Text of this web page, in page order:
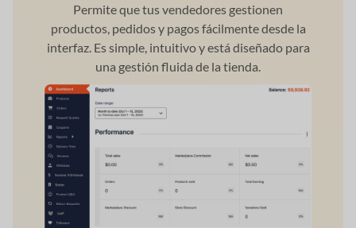
Permite que tus vendedores gestionen
productos, pedidos y pagos fácilmente desde la
interfaz. Es simple, intuitivo y está diseñado para
una gestión fluida de la tienda.